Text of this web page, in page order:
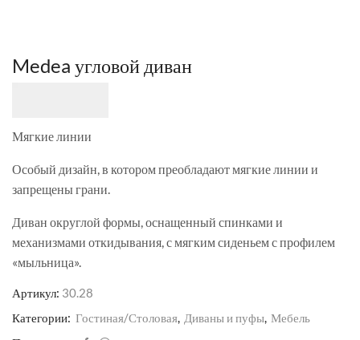
Medea угловой диван
Мягкие линии
Особый дизайн, в котором преобладают мягкие линии и
запрещены грани.
Диван округлой формы, оснащенный спинками и
механизмами откидывания, с мягким сиденьем с профилем
«мыльница».
Артикул: 30.28
Категории: Гостиная/Столовая, Диваны и пуфы, Мебель